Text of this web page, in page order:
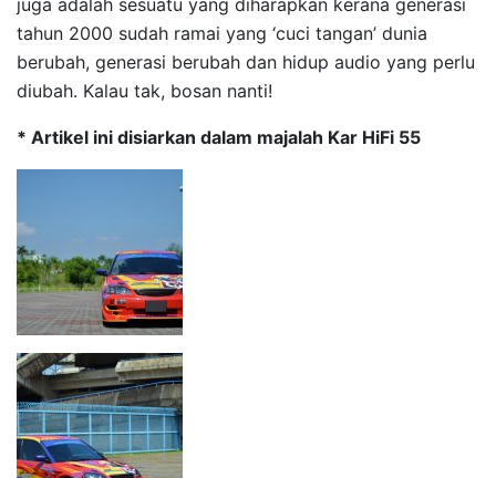
juga adalah sesuatu yang diharapkan kerana generasi
tahun 2000 sudah ramai yang ‘cuci tangan’ dunia
berubah, generasi berubah dan hidup audio yang perlu
diubah. Kalau tak, bosan nanti!
* Artikel ini disiarkan dalam majalah Kar HiFi 55